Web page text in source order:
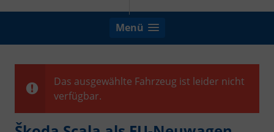
Menü
Das ausgewählte Fahrzeug ist leider nicht
verfügbar.